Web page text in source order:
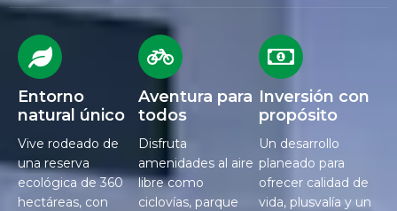
Entorno
natural único
Vive rodeado de
una reserva
ecológica de 360
hectáreas, con
Aventura para
todos
Disfruta
amenidades al aire
libre como
ciclovías, parque
Inversión con
propósito
Un desarrollo
planeado para
ofrecer calidad de
vida, plusvalía y un